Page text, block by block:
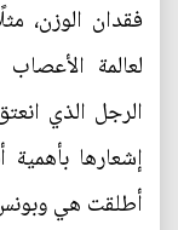
فقدان الوزن،
لعالمة
الرجل الذي
إشعارها